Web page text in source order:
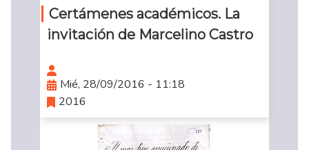
Certámenes académicos. La
invitación de Marcelino Castro
Mié, 28/09/2016 - 11:18
2016